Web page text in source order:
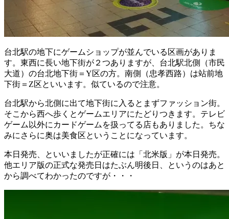
台北駅の地下にゲームショップが並んでいる区画がありま
す。東西に長い地下街が２つありますが、台北駅北側（市民
大道）の台北地下街＝Y区の方。南側（忠孝西路）は站前地
下街＝Z区といいます。似ているので注意。
台北駅から北側に出て地下街に入るとまずファッション街。
そこから西へ歩くとゲームエリアにたどりつきます。テレビ
ゲーム以外にカードゲームを扱ってる店もありました。ちな
みにさらに奥は美食区ということになっています。
本日発売、といいましたが正確には「北米版」が本日発売。
他エリア版の正式な発売日はたぶん明後日、というのはあと
から調べてわかったのですが・・・